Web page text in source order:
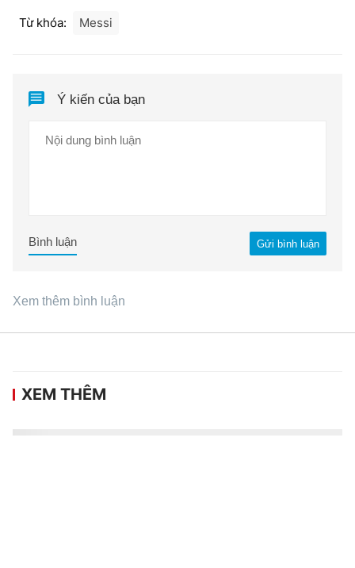
Từ khóa: Messi
Ý kiến của bạn
Gửi bình luận
Bình luận
Xem thêm bình luận
XEM THÊM